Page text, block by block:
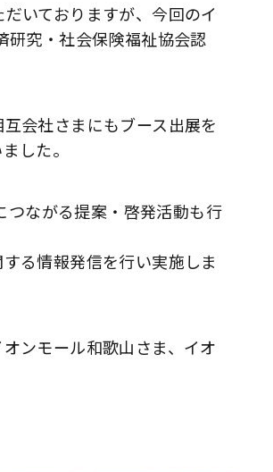
いておりますが、今回のイ
研究・社会保険福祉協会認
会社さまにもブース出展を
した。
つながる提案・啓発活動も行
る情報発信を行い実施しま
ンモール和歌山さま、イオ